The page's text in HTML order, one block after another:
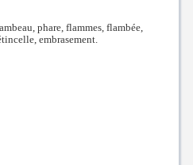
phare, flammes, flambée,
embrasement.